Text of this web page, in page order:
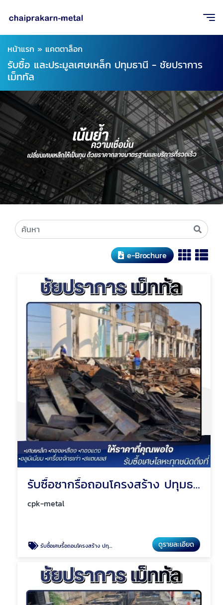
หน้าแรก » แคตตาล็อก
รับซื้อ และประมูลเศษเหล็ก ปทุมธานี - ชัยปราการ
เม็ททัล
e-Brochure
รับซื้อซากรื้อถอนโครงสร้าง ปทุมธานี
cpk-metal
รับซื้อเศษรื้อถอนโครงสร้าง ปทุมธานี ดูรายละเอียด